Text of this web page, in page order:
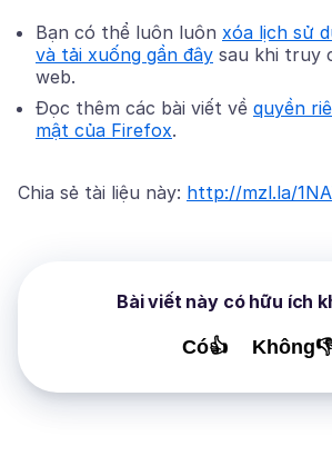
Bạn có thể luôn luôn xóa lịch sử
và tải xuống gần đây sau khi truy
web.
Đọc thêm các bài viết về quyền
mật của Firefox.
Chia sẻ tài liệu này: http://mzl.la/
Bài viết này có hữu ích
Có👍